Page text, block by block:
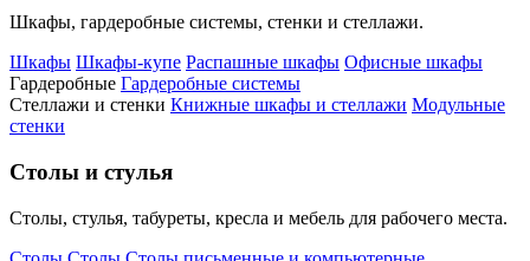
Шкафы, гардеробные системы, стенки и стеллажи.
Шкафы Шкафы-купе Распашные шкафы Офисные шкафы
Гардеробные Гардеробные системы
Стеллажи и стенки Книжные шкафы и стеллажи Модульные
стенки
Столы и стулья
Столы, стулья, табуреты, кресла и мебель для рабочего места.